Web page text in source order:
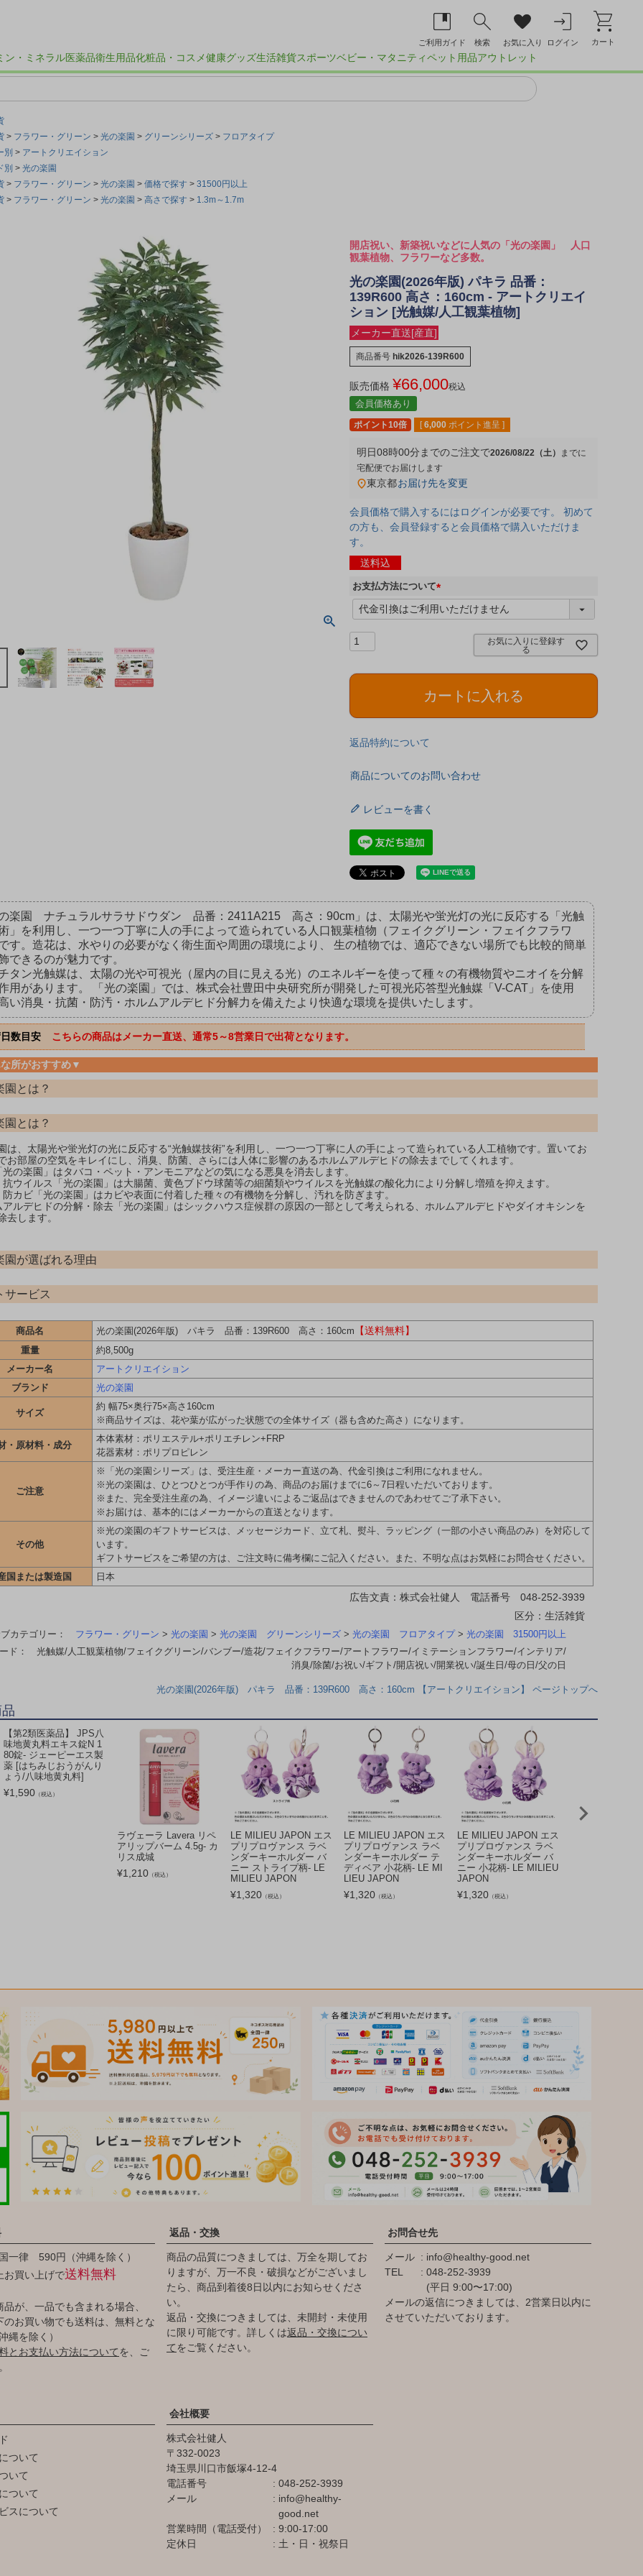
ご利用ガイド 検索 お気に入り ログイン カート
ン・ミネラル医薬品衛生用品化粧品・コスメ健康グッズ生活雑貨スポーツベビー・マタニティペット用品アウトレット
フラワー・グリーン 光の楽園 グリーンシリーズ
フロアタイプ
別
アートクリエイション
別
光の楽園
フラワー・グリーン 光の楽園 価格で探す
31500円以上
フラワー・グリーン 光の楽園 高さで探す 1.3m～1.7m
開店祝い、新築祝いなどに人気の「光の楽園」 人口
観葉植物、フラワーなど多数。
光の楽園(2026年版) パキラ 品番：
139R600 高さ：160cm - アートクリエイ
ション [光触媒/人工観葉植物]
メーカー直送[産直]
商品番号 hik2026-139R600
販売価格 ¥66,000税込
会員価格あり
ポイント10倍 [ 6,000 ポイント進呈 ]
明日08時00分までのご注文で2026/08/22（土）
宅配便
東京都お届け先を変更
会員価格で購入するにはログインが必要です。 初めて
の方も、会員登録すると会員価格で購入いただけま
す。
送料込
お支払方法について
(
必
お気に入りに登録す
る
カートに入れる
返品特約について
商品についてのお問い合わせ
レビューを書く
の楽園 ナチュラルサラサドウダン 品番：2411A215 高さ：90cm」は、太陽光や蛍光灯の光に反応する「光触
」を利用し、一つ一つ丁寧に人の手によって造られている人口観葉植物（フェイクグリーン・フェイクフラワ
す。造花は、水やりの必要がなく衛生面や周囲の環境により、 生の植物では、適応できない場所でも比較的簡単
できるのが魅力です。
タン光触媒は、太陽の光や可視光（屋内の目に見える光）のエネルギーを使って種々の有機物質やニオイを分解
用があります。 「光の楽園」では、株式会社豊田中央研究所が開発した可視光応答型光触媒「V-CAT」を使用
い消臭・抗菌・防汚・ホルムアルデヒド分解力を備えたより快適な環境を提供いたします。
数目安 こちらの商品はメーカー直送、通常5～8営業日で出荷となります。
所がおすすめ▼
園とは？
園とは？
は、太陽光や蛍光灯の光に反応する“光触媒技術”を利用し、一つ一つ丁寧に人の手によって造られている人工植物です。置いてお
お部屋の空気をキレイにし、消臭、防菌、さらには人体に影響のあるホルムアルデヒドの除去までしてくれます。
光の楽園」はタバコ・ペット・アンモニアなどの気になる悪臭を消去します。
抗ウイルス「光の楽園」は大腸菌、黄色ブドウ球菌等の細菌類やウイルスを光触媒の酸化力により分解し増殖を抑えます。
防カビ「光の楽園」はカビや表面に付着した種々の有機物を分解し、汚れを防ぎます。
アルデヒドの分解・除去「光の楽園」はシックハウス症候群の原因の一部として考えられる、ホルムアルデヒドやダイオキシンを
去します。
園が選ばれる理由
サービス
商品名 光の楽園(2026年版) パキラ 品番：139R600 高さ：160cm 【送料無料】
重量
約8,500g
メーカー名
アートクリエイション
ブランド
光の楽園
サイズ
約 幅75×奥行75×高さ160cm
※商品サイズは、花や葉が広がった状態での全体サイズ（器も含めた高さ）になります。
・原材料・成分
本体素材：ポリエステル+ポリエチレン+FRP
花器素材：ポリプロピレン
ご注意
※「光の楽園シリーズ」は、受注生産・メーカー直送の為、代金引換はご利用になれません。
※光の楽園は、ひとつひとつが手作りの為、商品のお届けまでに6～7日程いただいております。
※また、完全受注生産の為、イメージ違いによるご返品はできませんのであわせてご了承下さい。
※お届けは、基本的にはメーカーからの直送となります。
その他
※光の楽園のギフトサービスは、メッセージカード、立て札、熨斗、ラッピング（一部の小さい商品のみ）を対応して
います。
ギフトサービスをご希望の方は、ご注文時に備考欄にご記入ください。また、不明な点はお気軽にお問合せください。
国または製造国
日本
広告文責：株式会社健人 電話番号 048-252-3939
区分：生活雑貨
カテゴリー： フラワー・グリーン > 光の楽園 > 光の楽園 グリーンシリーズ> 光の楽園 フロアタイプ> 光の楽園 31500円以上
ド： 光触媒/人工観葉植物/フェイクグリーン/バンブー/造花/フェイクフラワー/アートフラワー/イミテーションフラワー/インテリア/
消臭/除菌/お祝い/ギフト/開店祝い/開業祝い/誕生日/母の日/父の日
光の楽園(2026年版) パキラ 品番：139R600 高さ：160cm 【アートクリエイション】 ページトップへ
【第2類医薬品】 JPS八
味地黄丸料エキス錠N 1
80錠- ジェーピーエス製
薬 [はちみじおうがんり
ょう/八味地黄丸料]
¥1,590 （税込）
ラヴェーラ Lavera リペ
アリップバーム 4.5g- カ
リス成城
¥1,210 （税込）
LE MILIEU JAPON エス
プリプロヴァンス ラベ
ンダーキーホルダー バ
ニー ストライプ柄- LE
MILIEU JAPON
¥1,320 （税込）
LE MILIEU JAPON エス
プリプロヴァンス ラベ
ンダーキーホルダー テ
ディベア 小花柄- LE MI
LIEU JAPON
¥1,320 （税込）
LE MILIEU JAPON エス
プリプロヴァンス ラベ
ンダーキーホルダー バ
ニー 小花柄- LE MILIEU
JAPON
¥1,320 （税込）
一律 590円（沖縄を除く）
お買い上げで送料無料
品が、一品でも含まれる場合、
のお買い物でも送料は、無料とな
縄を除く）
とお支払い方法についてを、ご
返品・交換
商品の品質につきましては、万全を期してお
りますが、万一不良・破損などがございまし
たら、商品到着後8日以内にお知らせくださ
い。
返品・交換につきましては、未開封・未使用
に限り可能です。詳しくは返品・交換につい
てをご覧ください。
お問合せ先
メール
info@healthy-good.net
TEL
048-252-3939
(平日 9:00〜17:00)
メールの返信につきましては、2営業日以内に
させていただいております。
ついて
いて
ついて
スについて
会社概要
株式会社健人
332-0023
埼玉県川口市飯塚4-12-4
電話番号
048-252-3939
メール
info@healthy-
good.net
営業時間（電話受付）
9:00-17:00
定休日
土・日・祝祭日